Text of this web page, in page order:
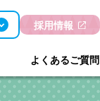
採用情報
よくあるご質問